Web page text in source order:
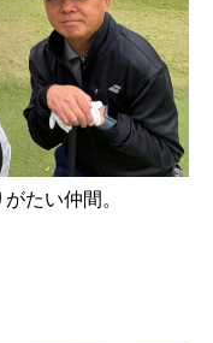
たい仲間。